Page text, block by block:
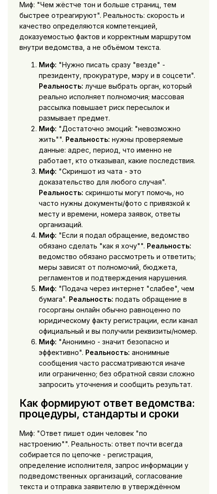
Миф: "Чем жёстче тон и больше страниц, тем
быстрее отреагируют". Реальность: скорость и
качество определяются компетенцией,
доказуемостью фактов и корректным маршрутом
внутри ведомства, а не объёмом текста.
Миф: "Нужно писать сразу "везде" -
президенту, прокуратуре, мэру и в соцсети".
Реальность: лучше выбрать орган, который
реально исполняет полномочия; массовая
рассылка повышает риск пересылок и
размывает предмет.
Миф: "Достаточно эмоций: "невозможно
жить"". Реальность: нужны проверяемые
данные: адрес, период, что именно не
работает, кто отказывал, какие последствия.
Миф: "Скриншот из чата - это
доказательство для любого случая".
Реальность: скриншоты могут помочь, но
часто нужны документы/фото с привязкой к
месту и времени, номера заявок, ответы
организаций.
Миф: "Если я подал обращение, ведомство
обязано сделать "как я хочу"". Реальность:
ведомство обязано рассмотреть и ответить;
меры зависят от полномочий, бюджета,
регламентов и подтверждения нарушения.
Миф: "Подача через интернет "слабее", чем
бумага". Реальность: подать обращение в
госорганы онлайн обычно равноценно по
юридическому факту регистрации, если канал
официальный и вы получили реквизиты/номер.
Миф: "Анонимно - значит безопасно и
эффективно". Реальность: анонимные
сообщения часто рассматриваются иначе
или ограниченно; без обратной связи сложно
запросить уточнения и сообщить результат.
Как формируют ответ ведомства:
процедуры, стандарты и сроки
Миф: "Ответ пишет один человек "по
настроению"". Реальность: ответ почти всегда
собирается по цепочке - регистрация,
определение исполнителя, запрос информации у
подведомственных организаций, согласование
текста и отправка заявителю в утверждённом